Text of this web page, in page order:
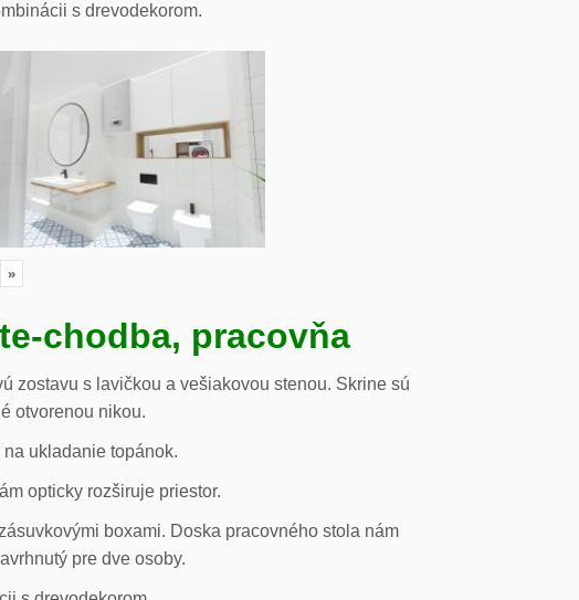
s drevodekorom.
»
chodba, pracovňa
zostavu s lavičkou a vešiakovou stenou. Skrine sú
otvorenou nikou.
ukladanie topánok.
opticky rozširuje priestor.
boxami. Doska pracovného stola nám
pre dve osoby.